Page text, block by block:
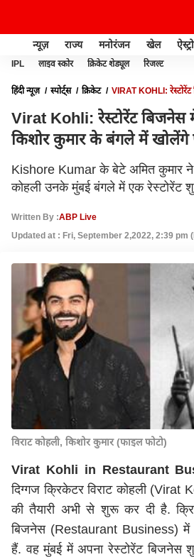
न्यूज़ राज्य मनोरंजन खेल ऐस्ट्रो
IPL लाइव स्कोर क्रिकेट शेड्यूल रिजल्ट
हिंदी न्यूज़ स्पोर्ट्स क्रिकेट
VIRAT KOHLI: रेस्टोरेंट
Virat Kohli: रेस्टोरेंट बिजनेस
किशोर कुमार के बंगले में
Kishore Kumar के बेटे अमित कुमार ने
कोहली उनके मुंबई बंगले में एक रेस्टोरेंट
Written By :ABP Live
Updated at : Fri, September 2,2022, 2:39 pm
विराट कोहली, किशोर कुमार (फाइल फोटो)
Virat Kohli in Restaurant
दिग्गज क्रिकेटर विराट कोहली (Virat
की तैयारी अभी से शुरू कर दी है.
बिजनेस (Restaurant Business) में
हैं. वह मुंबई में अपना रेस्टोरेंट